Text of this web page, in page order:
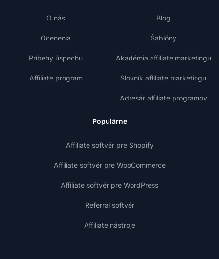
O nás
Ocenenia
Príbehy úspechu
Affiliate program
Blog
Šablóny
Akadémia affiliate marketingu
Slovník affiliate marketingu
Adresár affiliate programov
Populárne
Affiliate softvér pre Shopify
Affiliate softvér pre WooCommerce
Affiliate softvér pre WordPress
Referral softvér
Affiliate nástroje